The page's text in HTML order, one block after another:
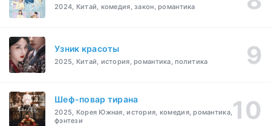
2024, Китай, комедия, закон, романтика
Узник красоты
2025, Китай, история, романтика, политика
Шеф-повар тирана
2025, Корея Южная, история, комедия, романтика,
фэнтези